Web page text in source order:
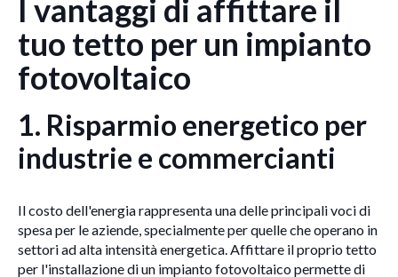
I vantaggi di affittare il
tuo tetto per un impianto
fotovoltaico
1. Risparmio energetico per
industrie e commercianti
Il costo dell'energia rappresenta una delle principali voci di
spesa per le aziende, specialmente per quelle che operano in
settori ad alta intensità energetica. Affittare il proprio tetto
per l'installazione di un impianto fotovoltaico permette di